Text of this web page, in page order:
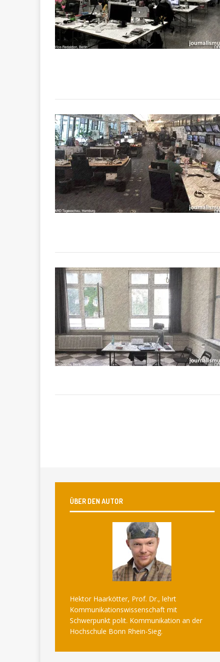
ÜBER DEN AUTOR
Hektor Haarkötter, Prof. Dr., lehrt
Kommunikationswissenschaft mit
Schwerpunkt polit. Kommunikation an der
Hochschule Bonn Rhein-Sieg.